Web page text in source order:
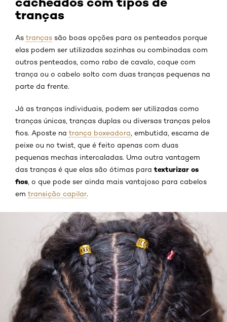
tranças
As tranças são boas opções para os penteados porque
elas podem ser utilizadas sozinhas ou combinadas com
outros penteados, como rabo de cavalo, coque com
trança ou o cabelo solto com duas tranças pequenas na
parte da frente.
Já as tranças individuais, podem ser utilizadas como
tranças únicas, tranças duplas ou diversas tranças pelos
fios. Aposte na trança boxeadora , embutida, escama de
peixe ou no twist, que é feito apenas com duas
pequenas mechas intercaladas. Uma outra vantagem
das tranças é que elas são ótimas para texturizar os
fios , o que pode ser ainda mais vantajoso para cabelos
em transição capilar.